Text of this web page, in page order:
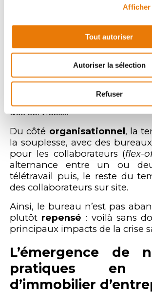
Afficher
Tout autoriser
Autoriser la sélection
Refuser
professionnels, il n’en va pas
l’aménagement des locaux
Se dégage ainsi l’idée que
doit maintenant être
: bâtiments avec un
importance des
d’espaces de convivialité,
des services…
Du côté organisationnel, la
la souplesse, avec des
pour les collaborateurs (flex-
alternance entre un ou
télétravail puis, le reste du
des collaborateurs sur site.
Ainsi, le bureau n’est pas
plutôt repensé : voilà sans
principaux impacts de la crise
L’émergence de
pratiques en
d’immobilier